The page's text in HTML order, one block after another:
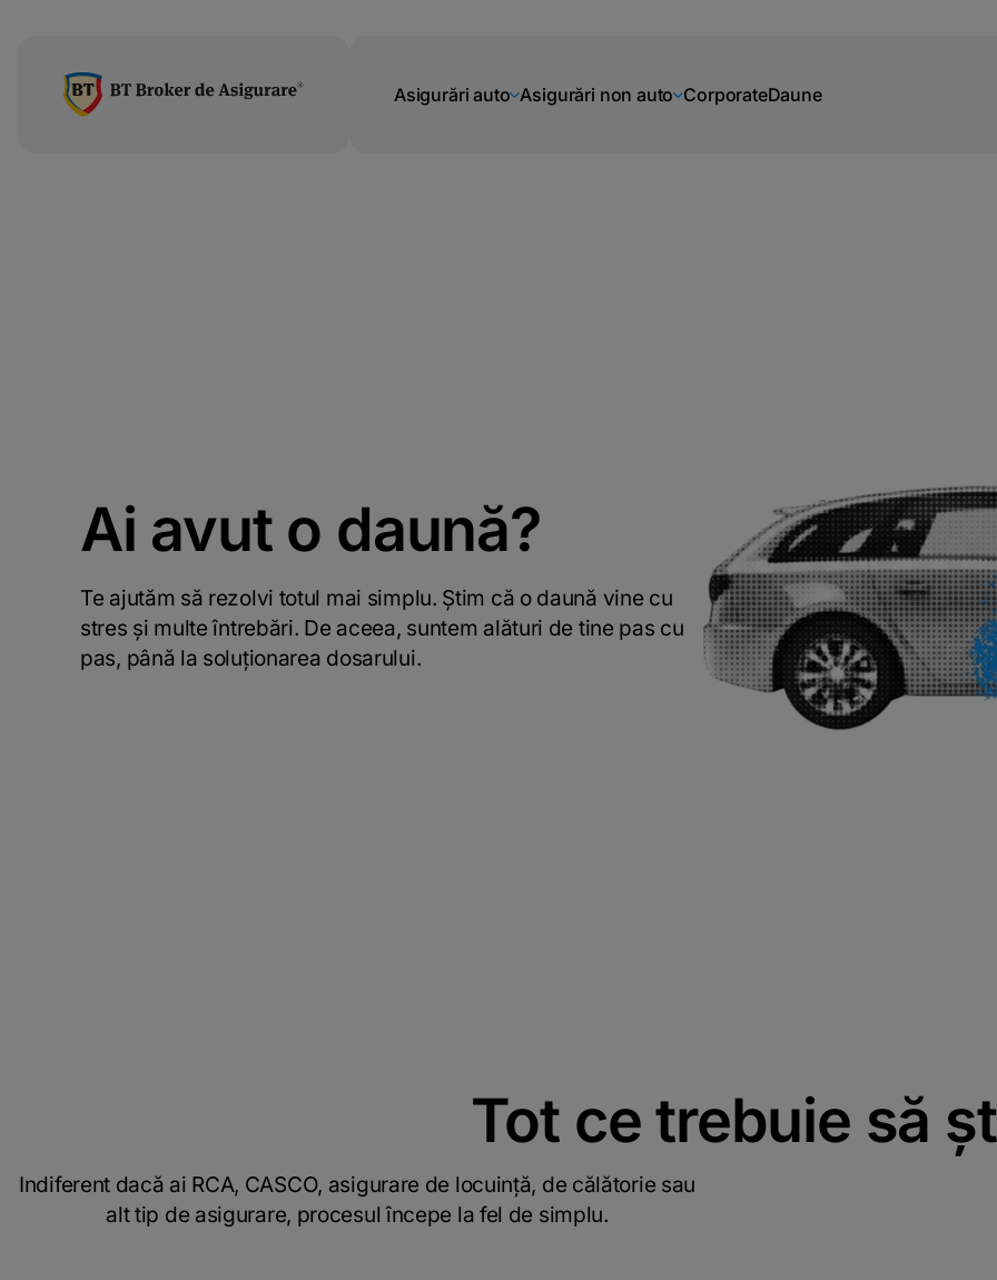
Asigurări auto Asigurări non auto CorporateDaune
Ai avut o daună?
Te ajutăm să rezolvi totul mai simplu. Știm că o daună vine cu
stres și multe întrebări. De aceea, suntem alături de tine pas cu
pas, până la soluționarea dosarului.
Tot ce trebuie să
Indiferent dacă ai RCA, CASCO, asigurare de locuință, de călătorie sau
alt tip de asigurare, procesul începe la fel de simplu.